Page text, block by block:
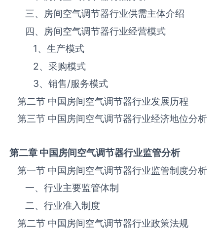
三、‌房间空气调节器‌‌‌‌行业供需主体介绍
四、‌房间空气调节器‌‌‌‌行业经营模式
1、生产模式
2、采购模式
3、销售/服务模式
第二节 中国‌房间空气调节器‌‌‌‌行业发展历程
第三节 中国‌房间空气调节器‌行业经济地位分析
第二章 中国房间空气调节器行业监管分析
第一节 中国‌房间空气调节器‌‌‌‌行业监管制度分析
一、行业主要监管体制
二、行业准入制度
第二节 中国‌房间空气调节器‌‌‌‌行业政策法规